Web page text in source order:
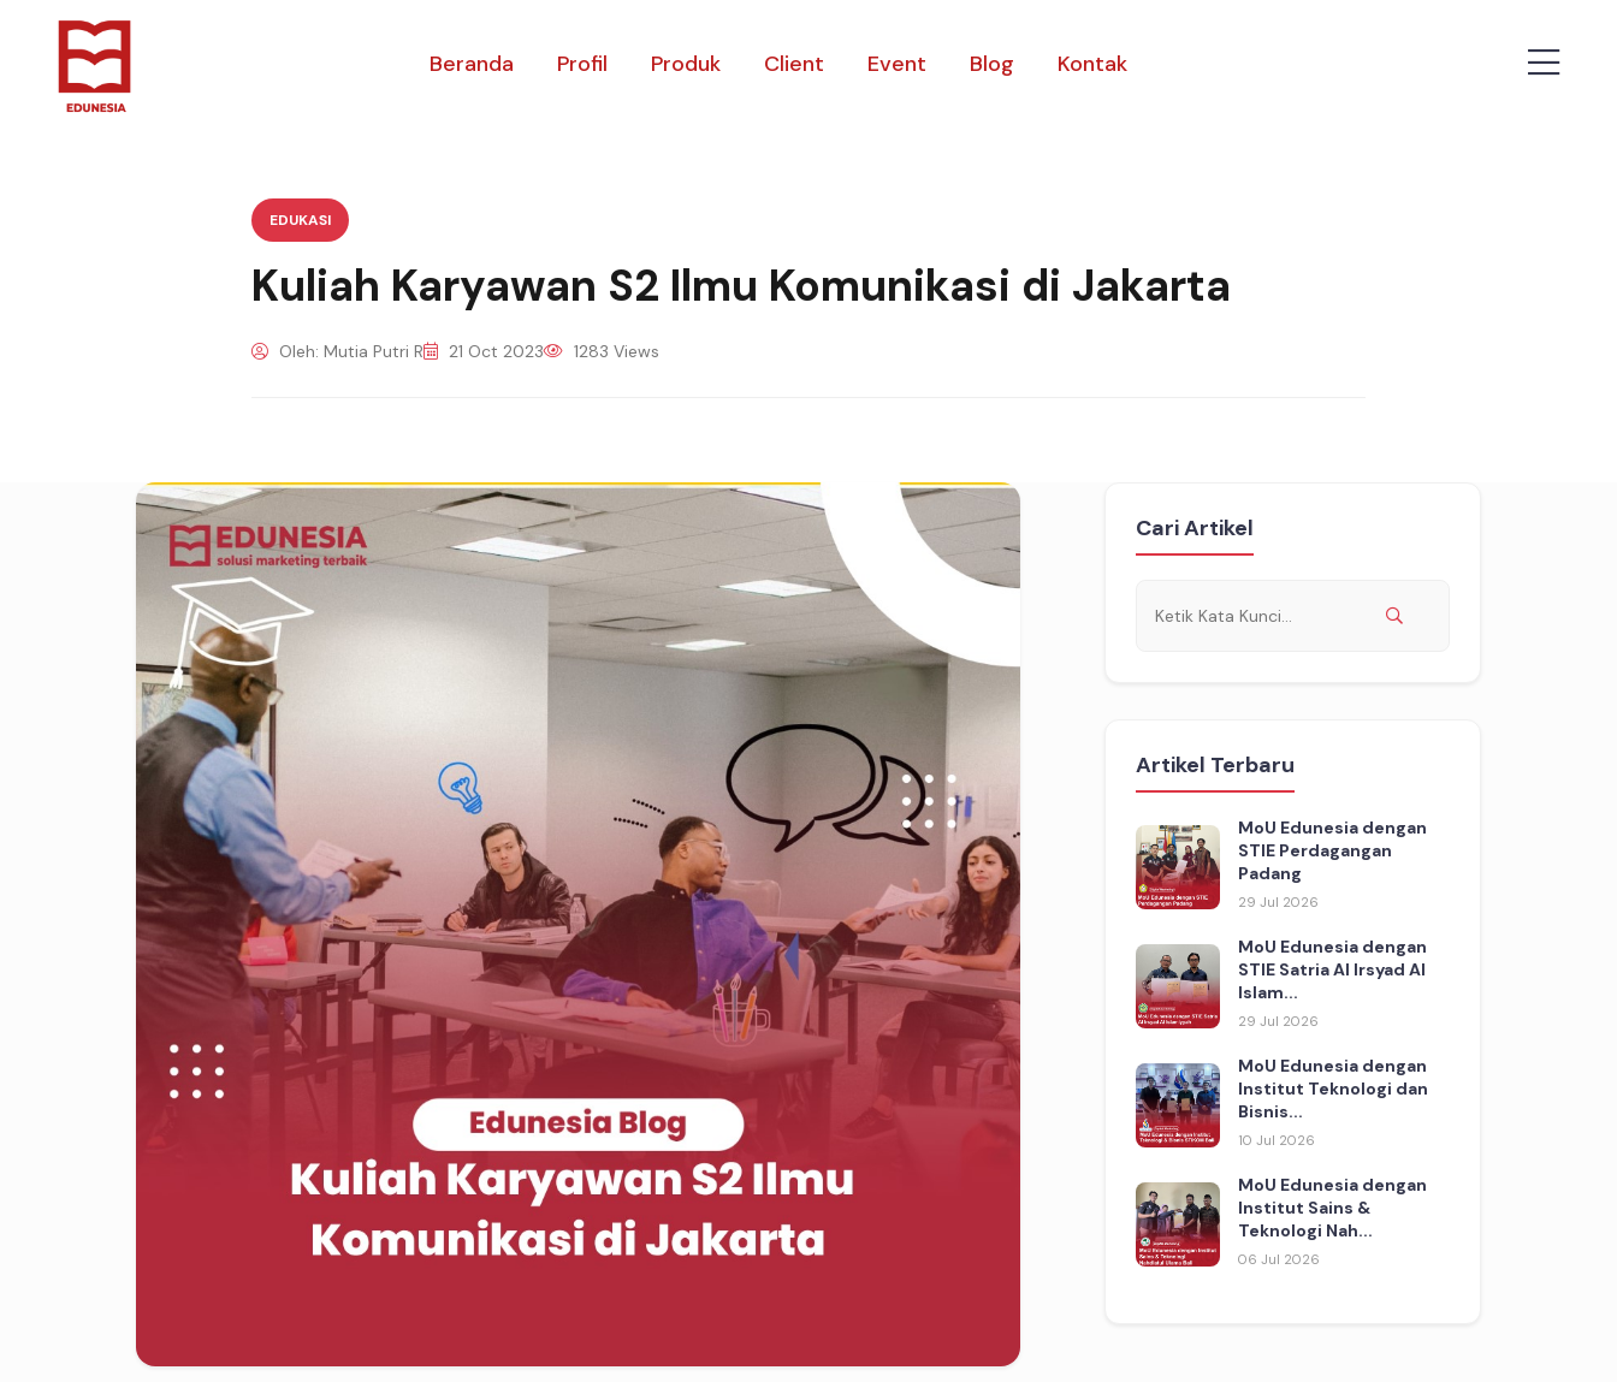
Beranda Profil Produk Client Event Blog Kontak
EDUKASI
Kuliah Karyawan S2 Ilmu Komunikasi di Jakarta
Oleh: Mutia Putri R 21 Oct 2023 1283 Views
Cari Artikel
Artikel Terbaru
MoU Edunesia dengan
STIE Perdagangan
Padang
29 Jul 2026
MoU Edunesia dengan
STIE Satria Al Irsyad Al
Islam...
29 Jul 2026
MoU Edunesia dengan
Institut Teknologi dan
Bisnis...
10 Jul 2026
MoU Edunesia dengan
Institut Sains &
Teknologi Nah...
06 Jul 2026